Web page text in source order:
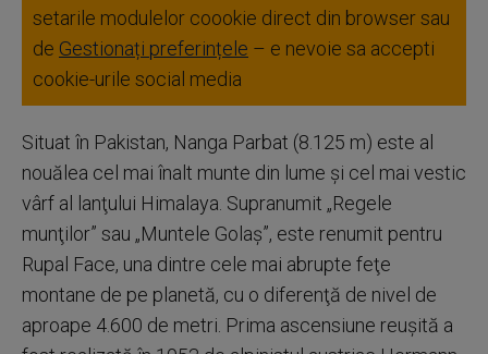
setarile modulelor coookie direct din browser sau
de Gestionați preferințele – e nevoie sa accepti
cookie-urile social media
Situat în Pakistan, Nanga Parbat (8.125 m) este al
nouălea cel mai înalt munte din lume şi cel mai vestic
vârf al lanţului Himalaya. Supranumit „Regele
munţilor” sau „Muntele Golaş”, este renumit pentru
Rupal Face, una dintre cele mai abrupte feţe
montane de pe planetă, cu o diferenţă de nivel de
aproape 4.600 de metri. Prima ascensiune reuşită a